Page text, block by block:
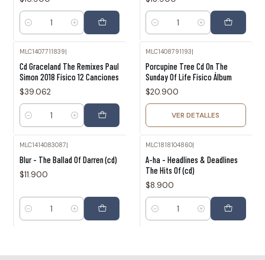
Cantidad Cantidad
MLC1407711839
Cd Graceland The Remixes Paul
Simon 2018 Físico 12 Canciones
$39.062
Cantidad
MLC1408791193
Porcupine Tree Cd On The
Sunday Of Life Físico Álbum
$20.900
VER DETALLES
MLC1414083087|
Blur - The Ballad Of Darren (cd)
$11.900
Cantidad
MLC1818104860|
A-ha - Headlines & Deadlines
The Hits Of (cd)
$8.900
Cantidad